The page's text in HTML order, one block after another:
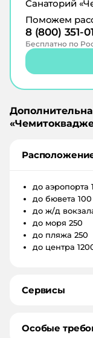
Санаторий
Поможем
8 (800) 351-
Бесплатно по
«
до аэропорта
до бювета 100
до ж/д
до моря 250
до пляжа 250
до центра
Сервисы
Особые